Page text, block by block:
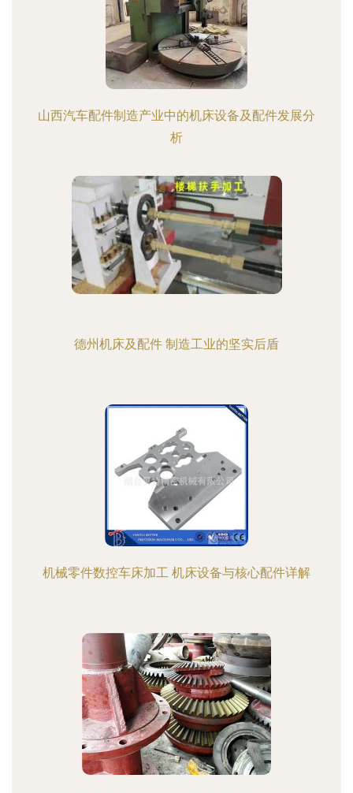
山西汽车配件制造产业中的机床设备及配件发展分
析
德州机床及配件 制造工业的坚实后盾
机械零件数控车床加工 机床设备与核心配件详解